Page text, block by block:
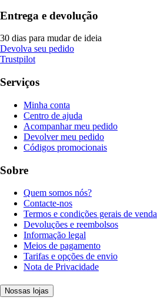
Entrega e devolução
30 dias para mudar de ideia
Devolva seu pedido
Trustpilot
Serviços
Minha conta
Centro de ajuda
Acompanhar meu pedido
Devolver meu pedido
Códigos promocionais
Sobre
Quem somos nós?
Contacte-nos
Termos e condições gerais de venda
Devoluções e reembolsos
Informação legal
Meios de pagamento
Tarifas e opções de envio
Nota de Privacidade
Nossas lojas